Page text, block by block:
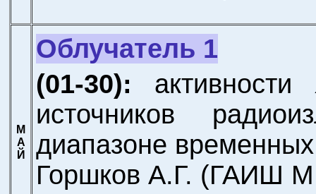
М
А
Й
Облучатель 1
(01-30): активности
источников
диапазоне
Горшков А.Г. (ГАИШ